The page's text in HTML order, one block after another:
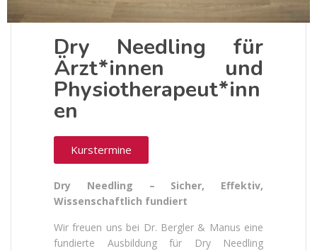
Dry Needling für
Ärzt*innen und
Physiotherapeut*inn
en
Kurstermine
Dry Needling – Sicher, Effektiv,
Wissenschaftlich fundiert
Wir freuen uns bei Dr. Bergler & Manus eine
fundierte Ausbildung für Dry Needling